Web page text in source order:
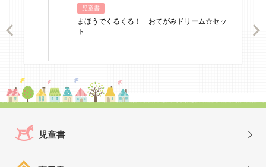
児童書
まほうでくるくる！ おてがみドリーム☆セッ
ト
児童書